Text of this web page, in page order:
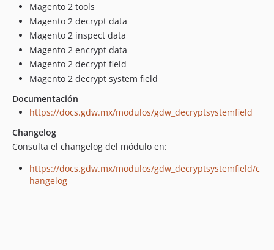
Magento 2 tools
Magento 2 decrypt data
Magento 2 inspect data
Magento 2 encrypt data
Magento 2 decrypt field
Magento 2 decrypt system field
Documentación
https://docs.gdw.mx/modulos/gdw_decryptsystemfield
Changelog
Consulta el changelog del módulo en:
https://docs.gdw.mx/modulos/gdw_decryptsystemfield/c
hangelog